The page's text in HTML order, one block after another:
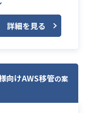
知識及び利用経験
ス計画策定の経
等の関数、
等）ができるこ
操作ができるこ
等）
を使った作業が
置換等）
EC2)
IAM
AWS S3
ジョブ監視/ヘル
詳細を見る
向けAWS移管の案